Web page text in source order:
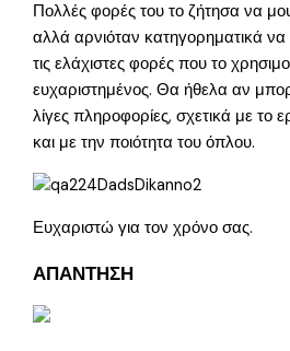
Πολλές φορές του το ζήτησα να
αλλά αρνιόταν κατηγορηματικά
τις ελάχιστες φορές που το
ευχαριστημένος. Θα ήθελα αν
λίγες πληροφορίες, σχετικά με το
και με την ποιότητα του όπλου.
Ευχαριστώ για τον χρόνο σας.
ΑΠΑΝΤΗΣΗ